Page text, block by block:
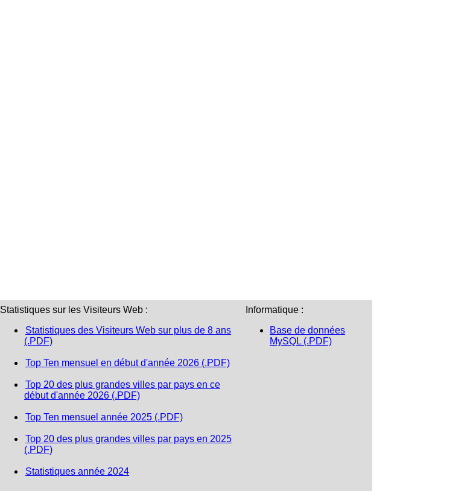
Statistiques sur les Visiteurs Web :
Statistiques des Visiteurs Web sur plus de 8 ans
(.PDF)
Top Ten mensuel en début d'année 2026 (.PDF)
Top 20 des plus grandes villes par pays en ce
début d'année 2026 (.PDF)
Top Ten mensuel année 2025 (.PDF)
Top 20 des plus grandes villes par pays en 2025
(.PDF)
Statistiques année 2024
Informatique :
Base de données
MySQL (.PDF)